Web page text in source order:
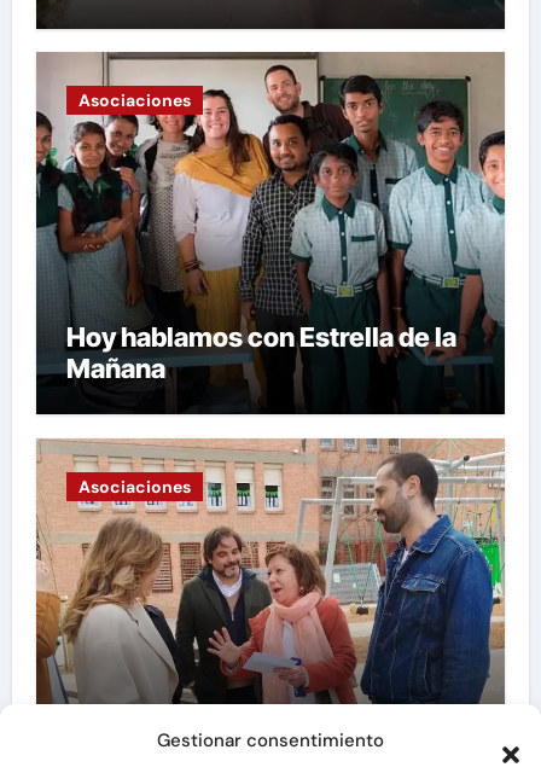
Gestionar consentimiento
Asociaciones
Hoy hablamos con Estrella de la
Mañana
Asociaciones
Vecinal «La Granja»